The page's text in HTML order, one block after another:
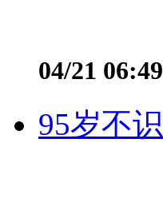
04/21 06:49
95岁不